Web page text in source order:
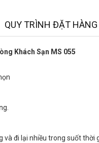
QUY TRÌNH ĐẶT HÀNG
Khách Sạn MS 055
và đi lại nhiều trong suốt